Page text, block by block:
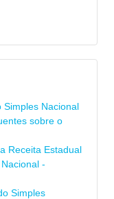
Simples Nacional
sobre o
Receita Estadual
-
Simples